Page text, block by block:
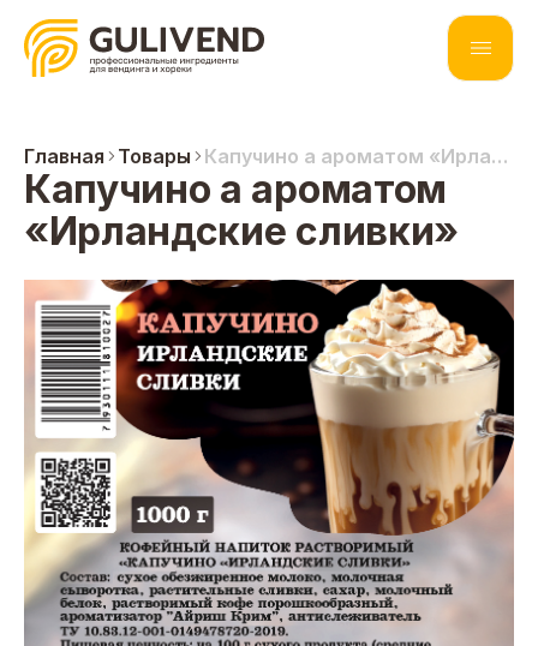
Главная Товары Капучино а ароматом «Ирландские сливки»
Капучино а ароматом
«Ирландские сливки»